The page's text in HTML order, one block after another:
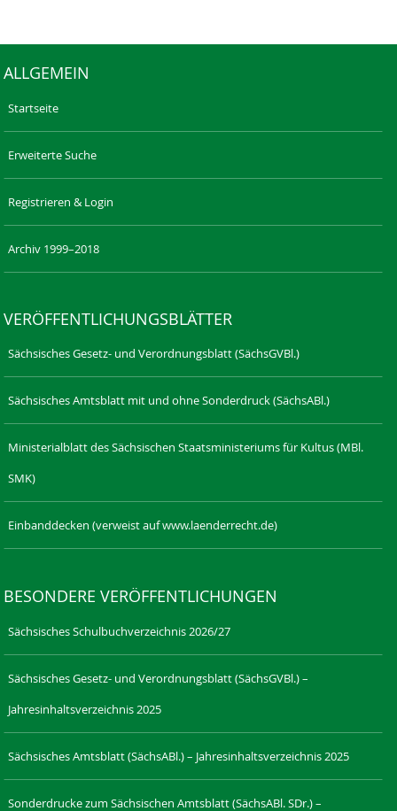
ALLGEMEIN
Startseite
Erweiterte Suche
Registrieren & Login
Archiv 1999–2018
VERÖFFENTLICHUNGSBLÄTTER
Sächsisches Gesetz- und Verordnungsblatt (SächsGVBl.)
Sächsisches Amtsblatt mit und ohne Sonderdruck (SächsABl.)
Ministerialblatt des Sächsischen Staatsministeriums für Kultus (MBl.
SMK)
Einbanddecken (verweist auf www.laenderrecht.de)
BESONDERE VERÖFFENTLICHUNGEN
Sächsisches Schulbuchverzeichnis 2026/27
Sächsisches Gesetz- und Verordnungsblatt (SächsGVBl.) –
Jahresinhaltsverzeichnis 2025
Sächsisches Amtsblatt (SächsABl.) – Jahresinhaltsverzeichnis 2025
Sonderdrucke zum Sächsischen Amtsblatt (SächsABl. SDr.) –